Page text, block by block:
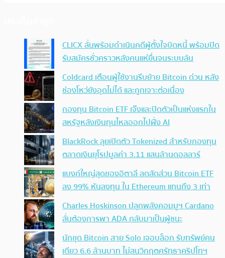
CLICX ลั่นพร้อมดำเนินคดีผู้ตั้งใจบิดหนี้ พร้อมปิด
รับสมัครชั่วคราวหลังคนแห่ยื่นจนระบบล้น
Coldcard เตือนผู้ใช้งานรีบย้าย Bitcoin ด่วน หลัง
ช่องโหว่ยังอุดไม่ได้ และถูกเจาะต่อเนื่อง
กองทุน Bitcoin ETF เจ๊งและปิดตัวเป็นแห่งแรกใน
สหรัฐหลังเงินทุนไหลออกไปฝั่ง AI
BlackRock ลุยเปิดตัว Tokenized สำหรับกองทุน
ตลาดเงินยุโรปมูลค่า 3.11 แสนล้านดอลลาร์
แบงก์ใหญ่สุดของอิตาลี ลดสัดส่วน Bitcoin ETF
ลง 99% หันลงทุน ใน Ethereum แทนถึง 3 เท่า
Charles Hoskinson ปลุกพลังคอมมูฯ Cardano
ลั่นต้องการพา ADA กลับมาเป็นผู้ชนะ
นักขุด Bitcoin สาย Solo เจอบล็อก รับทรัพย์คน
เดียว 6.6 ล้านบาท ไม่สนวิกฤตศรัทธาคริปโทฯ